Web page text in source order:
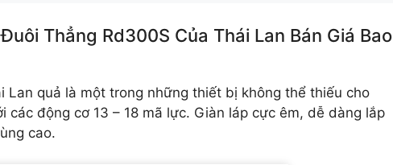
Thẳng Rd300S Của Thái Lan Bán Giá Bao
Lan quả là một trong những thiết bị không thể thiếu cho
các động cơ 13 – 18 mã lực. Giàn láp cực êm, dễ dàng lắp
cao.